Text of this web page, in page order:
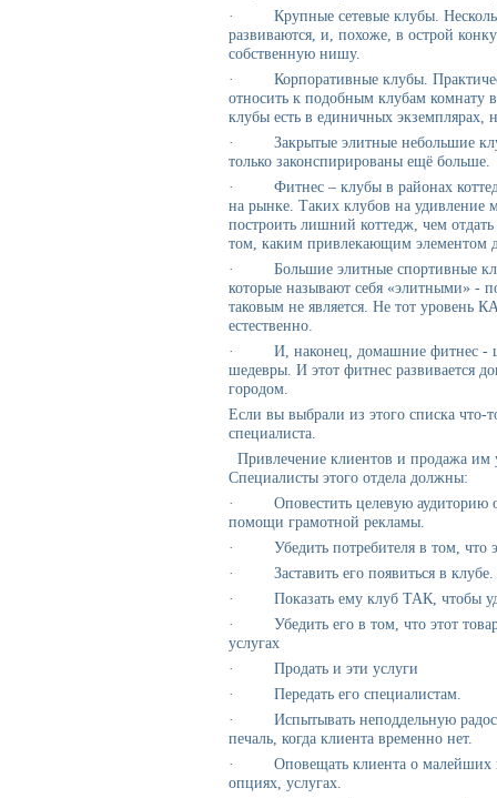
· Крупные сетевые клубы.
развиваются, и, похоже, в острой
собственную нишу.
· Корпоративные клубы.
относить к подобным клубам комнату
клубы есть в единичных экземплярах,
· Закрытые элитные небольшие
только законспирированы ещё больше.
· Фитнес – клубы в районах
на рынке. Таких клубов на удивление
построить лишний коттедж, чем
том, каким привлекающим элементом
· Большие элитные спортивные
которые называют себя «элитными» -
таковым не является. Не тот уровень
естественно.
· И, наконец, домашние фитнес -
шедевры. И этот фитнес развивается
городом.
Если вы выбрали из этого списка что-
специалиста.
Привлечение клиентов и продажа им
Специалисты этого отдела должны:
· Оповестить целевую аудиторию о
помощи грамотной рекламы.
· Убедить потребителя в том, что
· Заставить его появиться в клубе.
· Показать ему клуб ТАК, чтобы
· Убедить его в том, что этот
услугах
· Продать и эти услуги
· Передать его специалистам.
· Испытывать неподдельную
печаль, когда клиента временно нет.
· Оповещать клиента о малейших
опциях, услугах.